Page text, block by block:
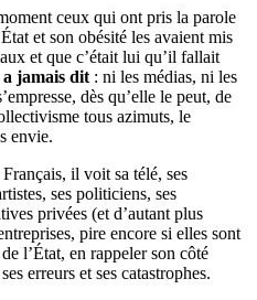
ceux qui ont pris la parole
et son obésité les avaient mis
et que c’était lui qu’il fallait
a jamais dit : ni les médias, ni les
dès qu’elle le peut, de
tous azimuts, le
envie.
il voit sa télé, ses
ses politiciens, ses
privées (et d’autant plus
pire encore si elles sont
l’État, en rappeler son côté
erreurs et ses catastrophes.